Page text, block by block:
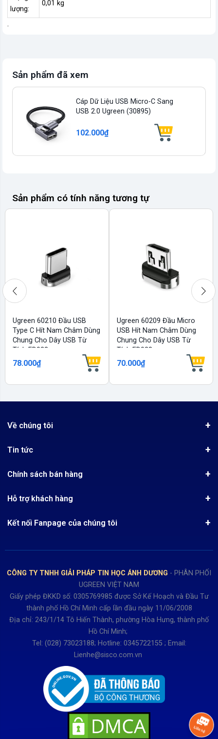
lượng:
0,01 kg
.
Sản phẩm đã xem
Cáp Dữ Liệu USB Micro-C Sang
USB 2.0 Ugreen (30895)
102.000₫
Sản phẩm có tính năng tương tự
Ugreen 60210 Đầu USB
Type C Hít Nam Châm Dùng
Chung Cho Dây USB Từ
Tính ED023
78.000₫
Ugreen 60209 Đầu Micro
USB Hít Nam Châm Dùng
Chung Cho Dây USB Từ
Tính ED023
70.000₫
Về chúng tôi
Quy chế hoạt động
Tra cứu đơn hàng
Tin tức
Công nghệ - Sản phẩm mới
Review sản phẩm
Chính sách bán hàng
Chính sách Hủy, Đổi, Trả hàng
Hướng dẫn đăng ký tài khoản
Hỗ trợ khách hàng
Thời gian làm việc từ Thứ 2- Thứ 7
Buổi chiều từ 13h15 đến 17h30
Thứ 7 làm đến 15h30 chiều.
Kết nối Fanpage của chúng tôi
CÔNG TY TNHH GIẢI PHÁP TIN HỌC ÁNH DƯƠNG - PHÂN PHỐI
UGREEN VIỆT NAM
Giấy phép ĐKKD số: 0305769985 được Sở Kế Hoạch và Đầu Tư
thành phố Hồ Chí Minh cấp lần đầu ngày 11/06/2008
Địa chỉ: 243/1/14 Tô Hiến Thành, phường Hòa Hưng, thành phố
Hồ Chí Minh;
Tel: (028) 73023188; Hotline: 0345722155 ; Email:
Lienhe@sisco.com.vn